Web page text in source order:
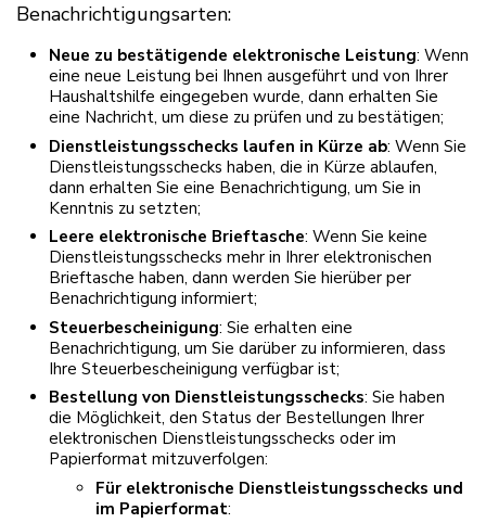
Benachrichtigungsarten:
Neue zu bestätigende elektronische Leistung: Wenn
eine neue Leistung bei Ihnen ausgeführt und von Ihrer
Haushaltshilfe eingegeben wurde, dann erhalten Sie
eine Nachricht, um diese zu prüfen und zu bestätigen;
Dienstleistungsschecks laufen in Kürze ab: Wenn Sie
Dienstleistungsschecks haben, die in Kürze ablaufen,
dann erhalten Sie eine Benachrichtigung, um Sie in
Kenntnis zu setzten;
Leere elektronische Brieftasche: Wenn Sie keine
Dienstleistungsschecks mehr in Ihrer elektronischen
Brieftasche haben, dann werden Sie hierüber per
Benachrichtigung informiert;
Steuerbescheinigung: Sie erhalten eine
Benachrichtigung, um Sie darüber zu informieren, dass
Ihre Steuerbescheinigung verfügbar ist;
Bestellung von Dienstleistungsschecks: Sie haben
die Möglichkeit, den Status der Bestellungen Ihrer
elektronischen Dienstleistungsschecks oder im
Papierformat mitzuverfolgen:
Für elektronische Dienstleistungsschecks und
im Papierformat: